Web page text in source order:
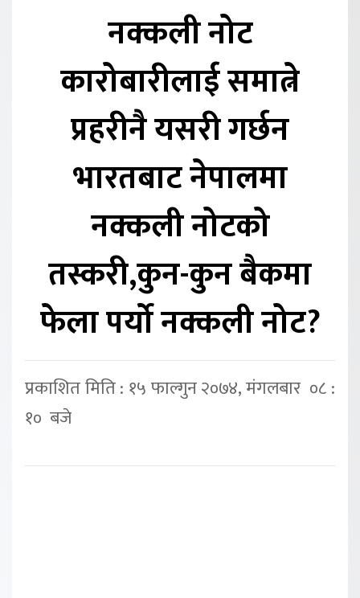
नक्कली नोट
कारोबारीलाई समात्ने
प्रहरीनै यसरी गर्छन
भारतबाट नेपालमा
नक्कली नोटको
तस्करी,कुन-कुन बैकमा
फेला पर्यो नक्कली नोट?
प्रकाशित मिति : १५ फाल्गुन २०७४, मंगलबार ०८ :
१० बजे